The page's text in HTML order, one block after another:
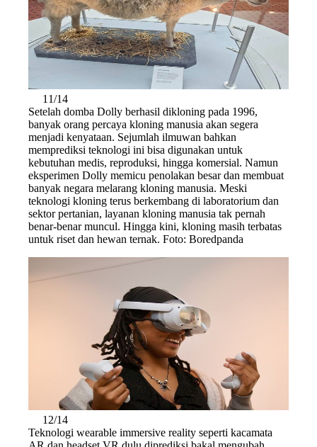
11/14
Setelah domba Dolly berhasil dikloning pada 1996,
banyak orang percaya kloning manusia akan segera
menjadi kenyataan. Sejumlah ilmuwan bahkan
memprediksi teknologi ini bisa digunakan untuk
kebutuhan medis, reproduksi, hingga komersial. Namun
eksperimen Dolly memicu penolakan besar dan membuat
banyak negara melarang kloning manusia. Meski
teknologi kloning terus berkembang di laboratorium dan
sektor pertanian, layanan kloning manusia tak pernah
benar-benar muncul. Hingga kini, kloning masih terbatas
untuk riset dan hewan ternak. Foto: Boredpanda
12/14
Teknologi wearable immersive reality seperti kacamata